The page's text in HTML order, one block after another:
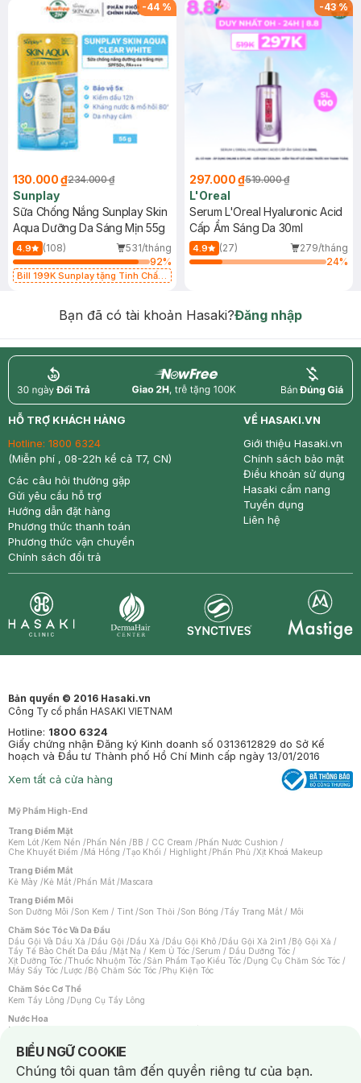
-44 %
130.000 ₫234.000 ₫
Sunplay
Sữa Chống Nắng Sunplay Skin
Aqua Dưỡng Da Sáng Mịn 55g
4.9 (108)
531/tháng
92%
Bill 199K Sunplay tặng Tinh Chất
-43%
297.000 ₫519.000 ₫
L'Oreal
Serum L'Oreal Hyaluronic Acid
Cấp Ẩm Sáng Da 30ml
4.9 (27)
279/tháng
24%
Bạn đã có tài khoản Hasaki?Đăng nhập
return nowfree price
HỖ TRỢ KHÁCH HÀNG
Hotline: 1800 6324
(Miễn phí , 08-22h kể cả T7, CN)
Các câu hỏi thường gặp
Gửi yêu cầu hỗ trợ
Hướng dẫn đặt hàng
Phương thức thanh toán
Phương thức vận chuyển
Chính sách đổi trả
VỀ HASAKI.VN
Giới thiệu Hasaki.vn
Chính sách bảo mật
Điều khoản sử dụng
Hasaki cẩm nang
Tuyển dụng
Liên hệ
Bản quyền © 2016 Hasaki.vn
Công Ty cổ phần HASAKI VIETNAM
Hotline: 1800 6324
Giấy chứng nhận Đăng ký Kinh doanh số 0313612829 do Sở Kế
hoạch và Đầu tư Thành phố Hồ Chí Minh cấp ngày 13/01/2016
Xem tất cả cửa hàng
Mỹ Phẩm High-End
Trang Điểm Mặt
Kem Lót /Kem Nền /Phấn Nền /BB / CC Cream /Phấn Nước Cushion /
Che Khuyết Điểm /Má Hồng /Tạo Khối / Highlight /Phấn Phủ /Xịt Khoá Makeup
Trang Điểm Mắt
Kẻ Mày /Kẻ Mắt /Phấn Mắt /Mascara
Trang Điểm Môi
Son Dưỡng Môi /Son Kem / Tint /Son Thỏi /Son Bóng /Tẩy Trang Mắt / Môi
Chăm Sóc Tóc Và Da Đầu
Dầu Gội Và Dầu Xả /Dầu Gội /Dầu Xả /Dầu Gội Khô /Dầu Gội Xả 2in1 /Bộ Gội Xả /
Tẩy Tế Bào Chết Da Đầu /Mặt Nạ / Kem Ủ Tóc /Serum / Dầu Dưỡng Tóc /
Xịt Dưỡng Tóc /Thuốc Nhuộm Tóc /Sản Phẩm Tạo Kiểu Tóc /Dụng Cụ Chăm Sóc Tóc /
Máy Sấy Tóc /Lược /Bộ Chăm Sóc Tóc /Phụ Kiện Tóc
Chăm Sóc Cơ Thể
Kem Tẩy Lông /Dụng Cụ Tẩy Lông
Nước Hoa
Nước Hoa Nữ
Chăm Sóc Cá Nhân
Chống Muỗi /Khẩu Trang /Máy Massage/Mặt Nạ Xông Hơi /Nước Rửa Tay/
Sản Phẩm Chăm Sóc Khác /Bàn Chải Đánh Răng /Bàn Chải Điện/
BIỂU NGỮ COOKIE
Notice about cookies usage
Chúng tôi quan tâm đến quyền riêng tư của bạn.